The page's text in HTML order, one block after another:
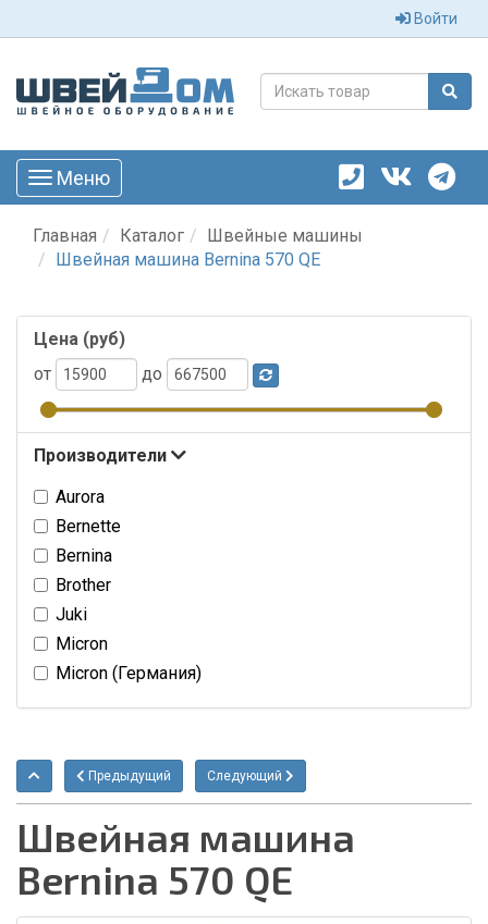
Войти
Toggle
navigation
Меню
Главная Каталог
Швейные машины
Швейная машина Bernina 570 QE
Цена (руб)
от
до
Производители
Aurora
Bernette
Bernina
Brother
Juki
Micron
Micron (Германия)
Предыдущий Следующий
Швейная машина
Bernina 570 QE